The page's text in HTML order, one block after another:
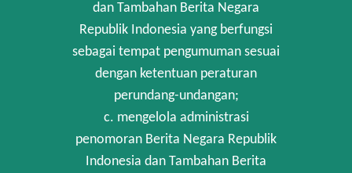
dan Tambahan Berita Negara
Republik Indonesia yang berfungsi
sebagai tempat pengumuman sesuai
dengan ketentuan peraturan
perundang-undangan;
c. mengelola administrasi
penomoran Berita Negara Republik
Indonesia dan Tambahan Berita